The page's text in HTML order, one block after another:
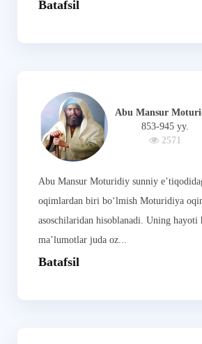
Batafsil
Abu Mansur
853-945 yy.
2571
Abu Mansur Moturidiy sunniy
oqimlardan biri bo‘lmish Moturidiya
asoschilaridan hisoblanadi. Uning hayoti
ma’lumotlar juda oz...
Batafsil